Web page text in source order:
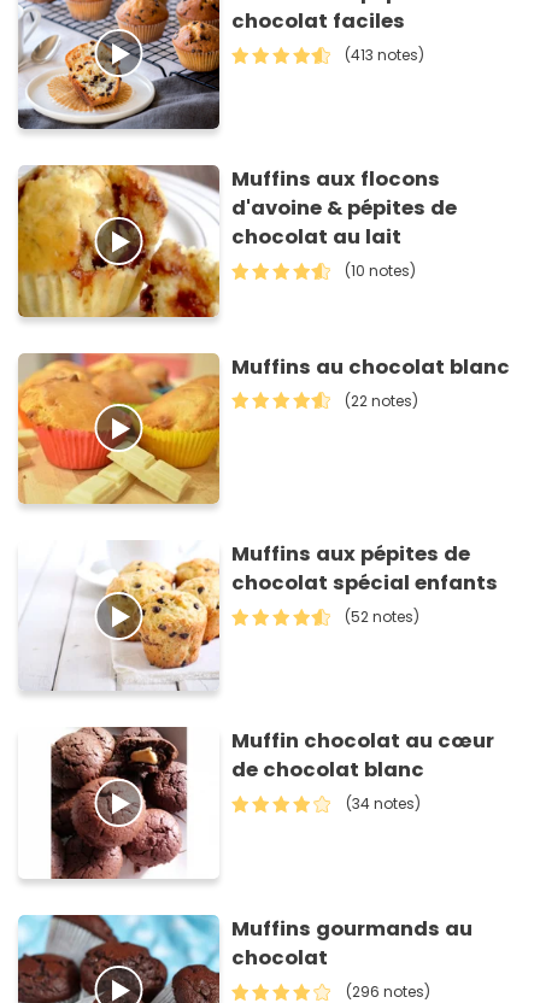
chocolat faciles
(413 notes)
Muffins aux flocons
d'avoine & pépites de
chocolat au lait
(10 notes)
Muffins au chocolat blanc
(22 notes)
Muffins aux pépites de
chocolat spécial enfants
(52 notes)
Muffin chocolat au cœur
de chocolat blanc
(34 notes)
Muffins gourmands au
chocolat
(296 notes)